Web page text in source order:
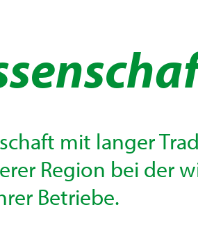
mit langer
Region bei der
Betriebe.